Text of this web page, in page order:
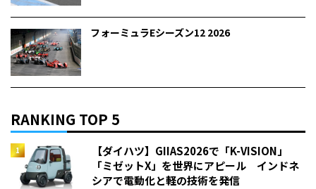
フォーミュラEシーズン12 2026
RANKING TOP 5
【ダイハツ】GIIAS2026で「K-VISION」
「ミゼットX」を世界にアピール インドネ
シアで電動化と軽の技術を発信